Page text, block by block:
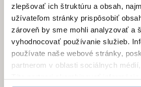
zlepšovať ich štruktúru a obsah,
užívateľom stránky prispôsobiť
zároveň by sme mohli analyzovať a
vyhodnocovať používanie služieb.
používate naše webové stránky,
partnerom v oblasti sociálnych